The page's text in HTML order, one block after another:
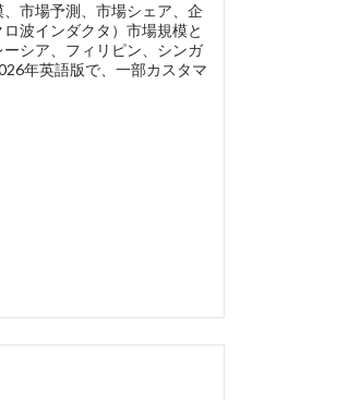
市場予測、市場シェア、企
波インダクタ）市場規模と
シア、フィリピン、シンガ
年英語版で、一部カスタマ